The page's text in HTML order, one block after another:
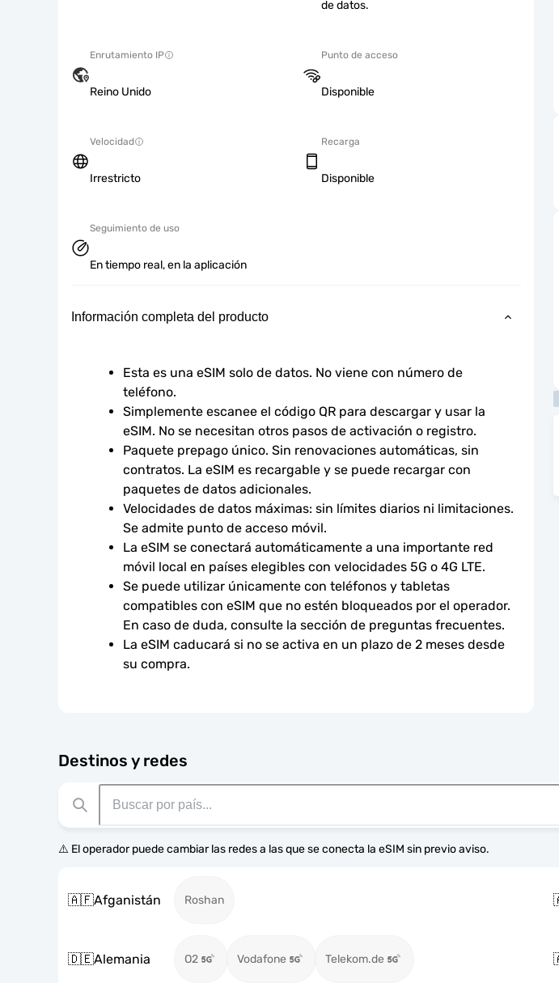
de datos.
Enrutamiento IP
Reino Unido
Punto de acceso
Disponible
Velocidad
Irrestricto
Recarga
Disponible
Seguimiento de uso
En tiempo real, en la aplicación
Información completa del producto
Esta es una eSIM solo de datos. No viene con número de
teléfono.
Simplemente escanee el código QR para descargar y usar la
eSIM. No se necesitan otros pasos de activación o registro.
Paquete prepago único. Sin renovaciones automáticas, sin
contratos. La eSIM es recargable y se puede recargar con
paquetes de datos adicionales.
Velocidades de datos máximas: sin límites diarios ni limitaciones.
Se admite punto de acceso móvil.
La eSIM se conectará automáticamente a una importante red
móvil local en países elegibles con velocidades 5G o 4G LTE.
Se puede utilizar únicamente con teléfonos y tabletas
compatibles con eSIM que no estén bloqueados por el operador.
En caso de duda, consulte la sección de preguntas frecuentes.
La eSIM caducará si no se activa en un plazo de 2 meses desde
su compra.
Destinos y redes
⚠️ El operador puede cambiar las redes a las que se conecta la eSIM sin previo aviso.
🇦🇫Afganistán Roshan
🇩🇪Alemania O2 Vodafone Telekom.de